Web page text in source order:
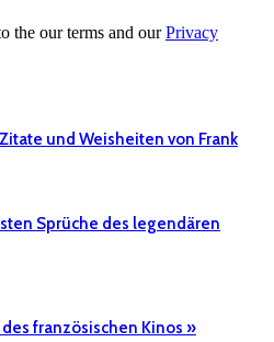
the our terms and ourPrivacy
und Weisheiten von Frank
Sprüche des legendären
französischen Kinos »